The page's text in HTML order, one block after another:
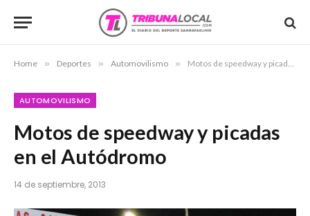
Home » Deportes » Automovilismo » Motos de speedway y picadas en el Autódromo
AUTOMOVILISMO
Motos de speedway y picadas
en el Autódromo
14 de septiembre, 2013